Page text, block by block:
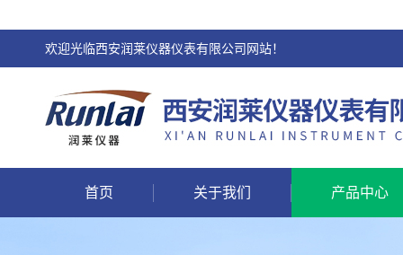
欢迎光临西安润莱仪器仪表有限公司网站！
首页 关于我们 产品中心